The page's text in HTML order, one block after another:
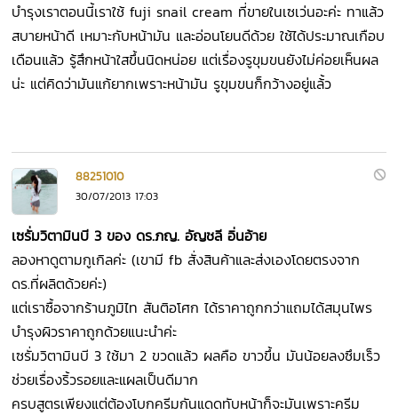
บำรุงเราตอนนี้เราใช้ fuji snail cream ที่ขายในเซเว่นอะค่ะ ทาแล้ว
สบายหน้าดี เหมาะกับหน้ามัน และอ่อนโยนดีด้วย ใช้ได้ประมาณเกือบ
เดือนแล้ว รู้สึกหน้าใสขึ้นนิดหน่อย แต่เรื่องรูขุมขนยังไม่ค่อยเห็นผล
น่ะ แต่คิดว่ามันแก้ยากเพราะหน้ามัน รูขุมขนก็กว้างอยู่แล้้ว
88251010
30/07/2013 17:03
เซรั่มวิตามินบี 3 ของ ดร.ภญ. อัญชลี อิ่นอ้าย
ลองหาดูตามกูเกิลค่ะ (เขามี fb สั่งสินค้าและส่งเองโดยตรงจาก
ดร.ที่ผลิตด้วยค่ะ)
แต่เราซื้อจากร้านภูมิไท สันติอโศก ได้ราคาถูกกว่าแถมได้สมุนไพร
บำรุงผิวราคาถูกด้วยแนะนำค่ะ
เซรั่มวิตามินบี 3 ใช้มา 2 ขวดแล้ว ผลคือ ขาวขึ้น มันน้อยลงซึมเร็ว
ช่วยเรื่องริ้วรอยและแผลเป็นดีมาก
ครบสูตรเพียงแต่ต้องโบกครีมกันแดดทับหน้าก็จะมันเพราะครีม